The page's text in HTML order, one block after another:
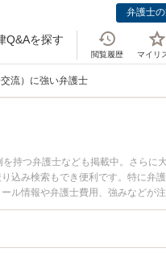
弁護士
Q&Aを探す
閲覧履歴 マイリ
流）に強い弁護士
持つ弁護士なども掲載中。さらに
込み検索もでき便利です。特に弁
ル情報や弁護士費用、強みなどが
のトラブル解決の実績豊富な近く
んにおすすめです。